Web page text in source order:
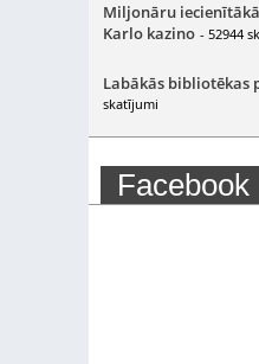
Miljonāru
Karlo kazino - 52944
Labākās bibliotēkas
skatījumi
Facebook